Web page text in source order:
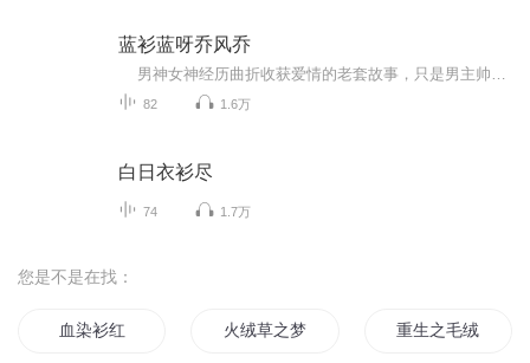
蓝衫蓝呀乔风乔
82 1.6万
白日衣衫尽
74 1.7万
您是不是在找：
血染衫红 火绒草之梦 重生之毛绒球巨星